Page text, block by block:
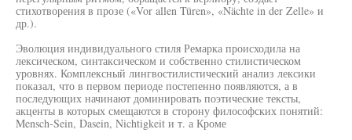
стихотворения в прозе («Vor allen Türen», «Nächte in der Zelle» и
др.).
Эволюция индивидуального стиля Ремарка происходила на
лексическом, синтаксическом и собственно стилистическом
уровнях. Комплексный лингвостилистический анализ лексики
показал, что в первом периоде постепенно появляются, а в
последующих начинают доминировать поэтические тексты,
акценты в которых смещаются в сторону философских понятий:
Mensch-Sein, Dasein, Nichtigkeit и т. а Кроме